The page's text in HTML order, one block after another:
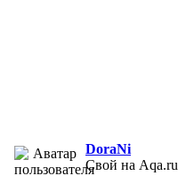
DoraNi
Свой на Aqa.ru